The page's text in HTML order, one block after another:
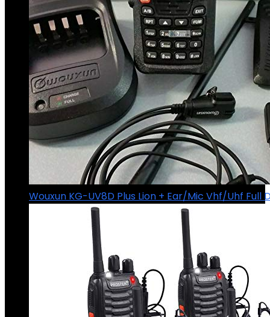
Wouxun KG-UV8D Plus Lion + Ear/Mic Vhf/Uhf Full